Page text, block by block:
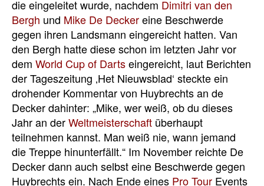
die eingeleitet wurde, nachdem Dimitri van den
Bergh und Mike De Deckereine Beschwerde
gegen ihren Landsmann eingereicht hatten. Van
den Bergh hatte diese schon im letzten Jahr vor
dem World Cup of Dartseingereicht, laut Berichten
der Tageszeitung ‚Het Nieuwsblad‘ steckte ein
drohender Kommentar von Huybrechts an de
Decker dahinter: „Mike, wer weiß, ob du dieses
Jahr an derWeltmeisterschaft überhaupt
teilnehmen kannst. Man weiß nie, wann jemand
die Treppe hinunterfällt.“ Im November reichte De
Decker dann auch selbst eine Beschwerde gegen
Huybrechts ein. Nach Ende eines Pro Tour Events